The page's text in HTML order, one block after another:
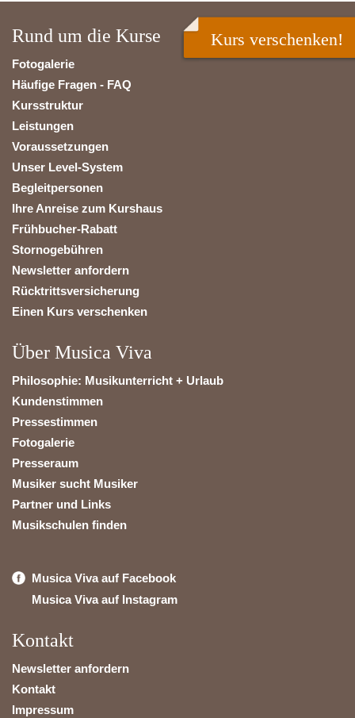
Rund um die Kurse
Fotogalerie
Häufige Fragen - FAQ
Kursstruktur
Leistungen
Voraussetzungen
Unser Level-System
Begleitpersonen
Ihre Anreise zum Kurshaus
Frühbucher-Rabatt
Stornogebühren
Newsletter anfordern
Rücktrittsversicherung
Einen Kurs verschenken
Über Musica Viva
Philosophie: Musikunterricht + Urlaub
Kundenstimmen
Pressestimmen
Fotogalerie
Presseraum
Musiker sucht Musiker
Partner und Links
Musikschulen finden
Musica Viva auf Facebook
Musica Viva auf Instagram
Kontakt
Newsletter anfordern
Kontakt
Impressum
Kurs verschenken!